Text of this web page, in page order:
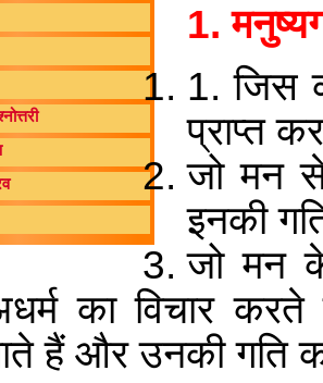
1.
1. जिस
प्राप्त
जो मन
इनकी
जो मन के
का विचार
हैं और उनकी गति